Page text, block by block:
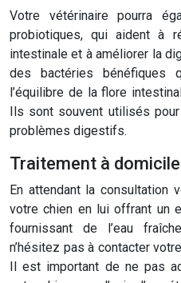
Votre vétérinaire pourra
probiotiques, qui aident à
intestinale et à améliorer la
des bactéries bénéfiques
l’équilibre de la flore
Ils sont souvent utilisés
problèmes digestifs.
Traitement à domicile
En attendant la consultation
votre chien en lui offrant un
fournissant de l’eau
n’hésitez pas à contacter
Il est important de ne pas